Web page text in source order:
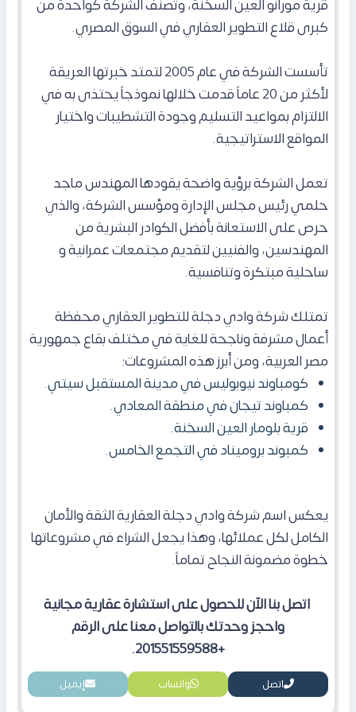
قرية مورانو العين السخنة، وتصنف الشركة كواحدة من
كبرى قلاع التطوير العقاري في السوق المصري.
تأسست الشركة في عام 2005 لتمتد خبرتها العريقة
لأكثر من 20 عاماً قدمت خلالها نموذجاً يحتذى به في
الالتزام بمواعيد التسليم وجودة التشطيبات واختيار
المواقع الاستراتيجية.
تعمل الشركة برؤية واضحة يقودها المهندس ماجد
حلمي رئيس مجلس الإدارة ومؤسس الشركة، والذي
حرص على الاستعانة بأفضل الكوادر البشرية من
المهندسين، والفنيين لتقديم مجتمعات عمرانية و
ساحلية مبتكرة وتنافسية.
تمتلك شركة وادي دجلة للتطوير العقاري محفظة
أعمال مشرفة وناجحة للغاية في مختلف بقاع جمهورية
مصر العربية، ومن أبرز هذه المشروعات:
كومباوند نيوبوليس في مدينة المستقبل سيتي.
كمباوند تيجان في منطقة المعادي.
قرية بلومار العين السخنة.
كمبوند بروميناد في التجمع الخامس.
يعكس اسم شركة وادي دجلة العقارية الثقة والأمان
الكامل لكل عملائها، وهذا يجعل الشراء في مشروعاتها
خطوة مضمونة النجاح تماماً.
اتصل بنا الآن للحصول على استشارة عقارية مجانية
واحجز وحدتك بالتواصل معنا على الرقم
+201551559588.
اتصل واتساب إيميل